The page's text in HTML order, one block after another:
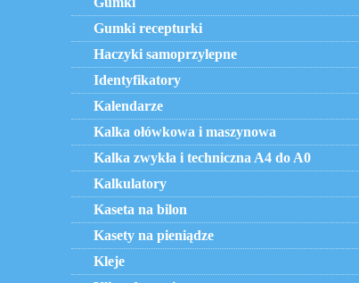
Gumki recepturki
Haczyki samoprzylepne
Identyfikatory
Kalendarze
Kalka ołówkowa i maszynowa
Kalka zwykła i techniczna A4 do A0
Kalkulatory
Kaseta na bilon
Kasety na pieniądze
Kleje